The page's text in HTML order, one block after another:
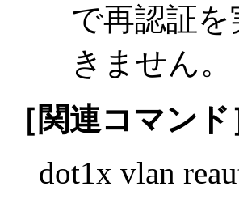
で再認証
きません。
［関連コマンド
dot1x vlan